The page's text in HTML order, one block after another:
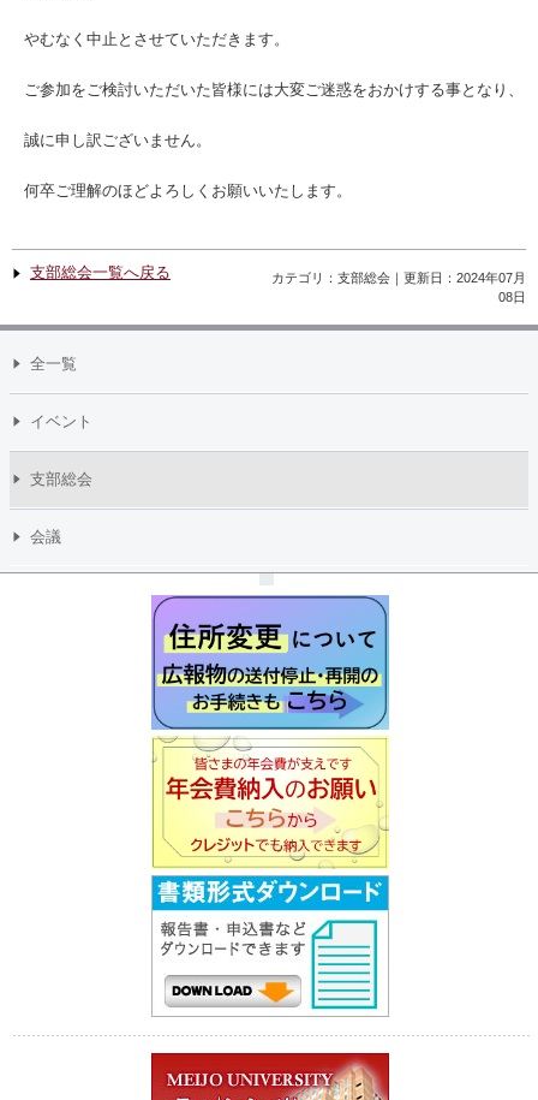
やむなく中止とさせていただきます。
ご参加をご検討いただいた皆様には大変ご迷惑をおかけする事となり、
誠に申し訳ございません。
何卒ご理解のほどよろしくお願いいたします。
支部総会一覧へ戻る
カテゴリ：支部総会｜更新日：2024年07月
08日
全一覧
イベント
支部総会
会議